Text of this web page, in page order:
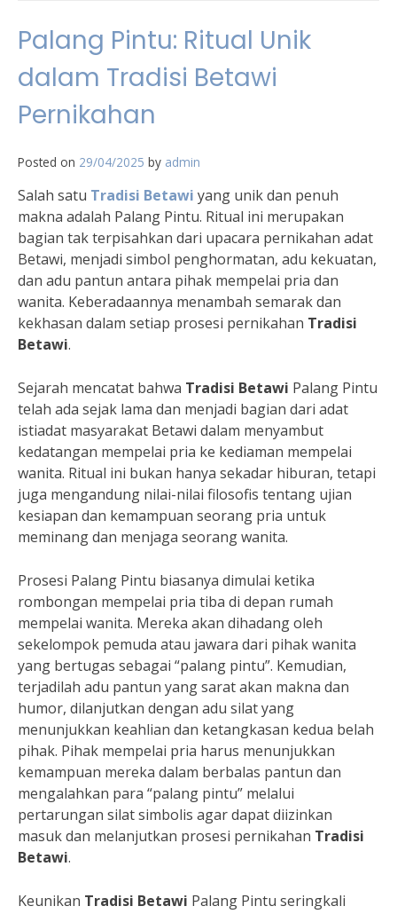
Palang Pintu: Ritual Unik
dalam Tradisi Betawi
Pernikahan
Posted on 29/04/2025 by admin
Salah satu Tradisi Betawi yang unik dan penuh
makna adalah Palang Pintu. Ritual ini merupakan
bagian tak terpisahkan dari upacara pernikahan adat
Betawi, menjadi simbol penghormatan, adu kekuatan,
dan adu pantun antara pihak mempelai pria dan
wanita. Keberadaannya menambah semarak dan
kekhasan dalam setiap prosesi pernikahan Tradisi
Betawi.
Sejarah mencatat bahwa Tradisi Betawi Palang Pintu
telah ada sejak lama dan menjadi bagian dari adat
istiadat masyarakat Betawi dalam menyambut
kedatangan mempelai pria ke kediaman mempelai
wanita. Ritual ini bukan hanya sekadar hiburan, tetapi
juga mengandung nilai-nilai filosofis tentang ujian
kesiapan dan kemampuan seorang pria untuk
meminang dan menjaga seorang wanita.
Prosesi Palang Pintu biasanya dimulai ketika
rombongan mempelai pria tiba di depan rumah
mempelai wanita. Mereka akan dihadang oleh
sekelompok pemuda atau jawara dari pihak wanita
yang bertugas sebagai “palang pintu”. Kemudian,
terjadilah adu pantun yang sarat akan makna dan
humor, dilanjutkan dengan adu silat yang
menunjukkan keahlian dan ketangkasan kedua belah
pihak. Pihak mempelai pria harus menunjukkan
kemampuan mereka dalam berbalas pantun dan
mengalahkan para “palang pintu” melalui
pertarungan silat simbolis agar dapat diizinkan
masuk dan melanjutkan prosesi pernikahan Tradisi
Betawi.
Keunikan Tradisi Betawi Palang Pintu seringkali